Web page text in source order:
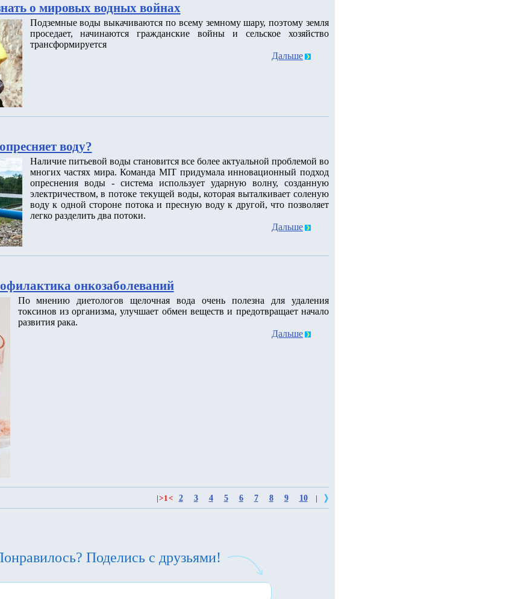
о мировых водных войнах
Подземные воды выкачиваются по всему земному шару, поэтому земля
проседает, начинаются гражданские войны и сельское хозяйство
трансформируется
Дальше
воду?
Наличие питьевой воды становится все более актуальной проблемой во
многих частях мира. Команда MIT придумала инновационный подход
опреснения воды - система использует ударную волну, созданную
электричеством, в потоке текущей воды, которая выталкивает соленую
воду к одной стороне потока и пресную воду к другой, что позволяет
легко разделить два потоки.
Дальше
онкозаболеваний
По мнению диетологов щелочная вода очень полезна для удаления
токсинов из организма, улучшает обмен веществ и предотвращает начало
развития рака.
Дальше
>1< 2 3 4 5 6 7 8 9 10
Поделись с друзьями!